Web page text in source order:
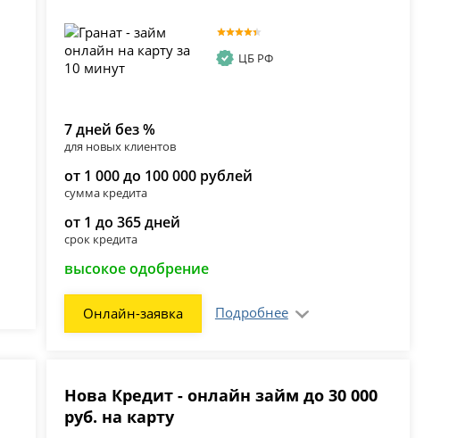
ЦБ РФ
7 дней без %
для новых клиентов
от 1 000 до 100 000 рублей
сумма кредита
от 1 до 365 дней
срок кредита
высокое одобрение
Онлайн-заявка Подробнее
Нова Кредит - онлайн займ до 30 000
руб. на карту